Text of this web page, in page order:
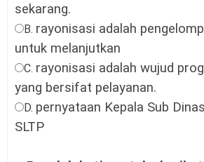
sekarang.
B. rayonisasi adalah
untuk melanjutkan
C. rayonisasi adalah wujud
yang bersifat pelayanan.
D. pernyataan Kepala Sub
SLTP